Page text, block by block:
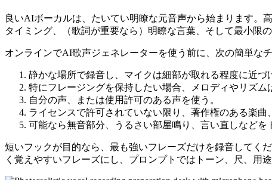
良いAIボーカルは、たいてい明瞭な元音声から始まります。
タイミング、（歌詞が重要なら）明瞭な言葉、そして最小限の
オンラインでAI歌声ジェネレーターを使う前に、次の簡単な
静かな場所で録音し、マイクは細部が取れる程度に近づ
特にフレージングを保持したい場合、メロディやリズム
自分の声、または使用許可のある声を使う。
ライセンスで許可されていない限り、著作権のある楽
可能なら無音部分、うるさい部屋鳴り、言い直しなどを
短いフックが目的なら、最も強いフレーズだけを録音してく
く覚えやすいフレーズにし、プロンプトではトーン、尺、用